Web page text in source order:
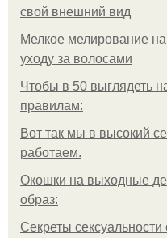
свой внешний вид
Мелкое мелирование
уходу за волосами
Чтобы в 50 выглядеть
правилам:
Вот так мы в высокий
работаем.
Окошки на выходные
образ:
Секреты